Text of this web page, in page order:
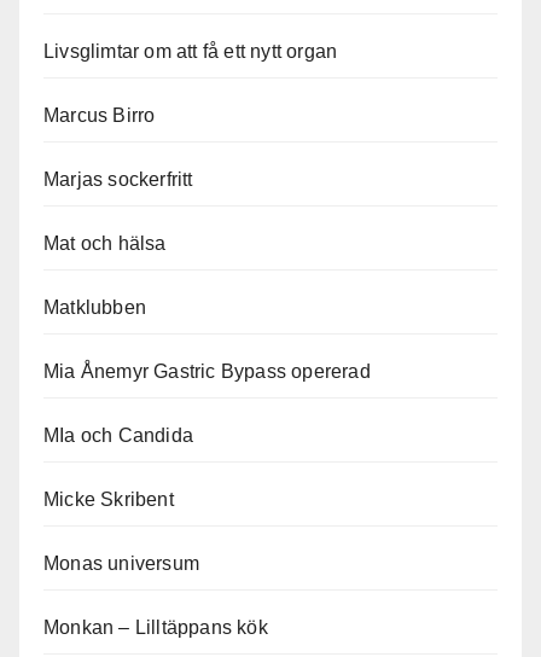
Livsglimtar om att få ett nytt organ
Marcus Birro
Marjas sockerfritt
Mat och hälsa
Matklubben
Mia Ånemyr Gastric Bypass opererad
MIa och Candida
Micke Skribent
Monas universum
Monkan – Lilltäppans kök